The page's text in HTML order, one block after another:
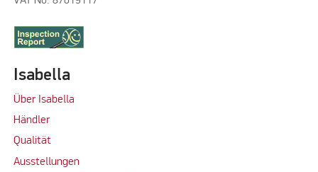
Isabella
Über Isabella
Händler
Qualität
Ausstellungen